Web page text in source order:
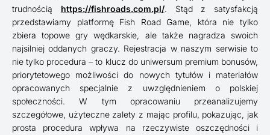
trudnością https://fishroads.com.pl/. Stąd z satysfakcją
przedstawiamy platformę Fish Road Game, która nie tylko
zbiera topowe gry wędkarskie, ale także nagradza swoich
najsilniej oddanych graczy. Rejestracja w naszym serwisie to
nie tylko procedura – to klucz do uniwersum premium bonusów,
priorytetowego możliwości do nowych tytułów i materiałów
opracowanych specjalnie z uwzględnieniem o polskiej
społeczności. W tym opracowaniu przeanalizujemy
szczegółowe, użyteczne zalety z mając profilu, pokazując, jak
prosta procedura wpływa na rzeczywiste oszczędności i